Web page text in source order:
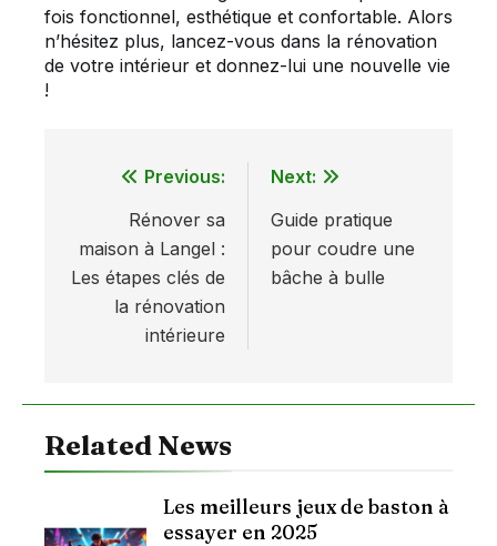
fois fonctionnel, esthétique et confortable. Alors
n’hésitez plus, lancez-vous dans la rénovation
de votre intérieur et donnez-lui une nouvelle vie
!
Navigation
l’article
Previous:
Rénover sa
maison à Langel :
Les étapes clés de
la rénovation
intérieure
Next:
Guide pratique
pour coudre une
bâche à bulle
Related News
Les meilleurs jeux de baston à
essayer en 2025